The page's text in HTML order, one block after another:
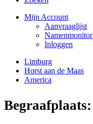
Mijn Account
Aanvraaglijst
Namenmonitor
Inloggen
Limburg
Horst aan de Maas
America
Begraafplaats: